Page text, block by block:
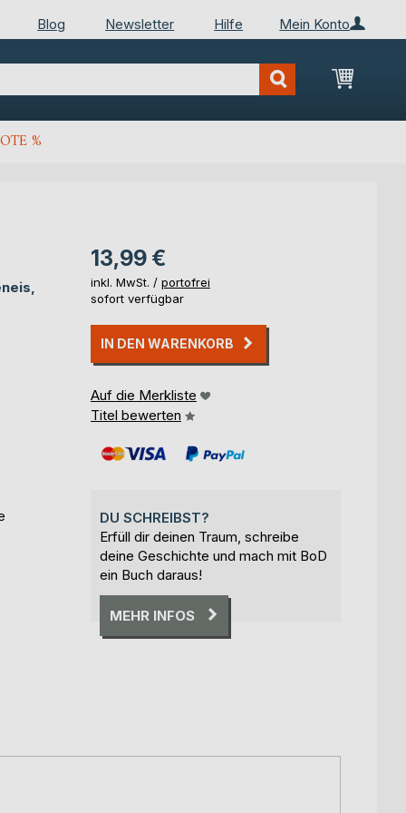
Mein Konto
Blog Newsletter Hilfe
Mein
%
13,99 €
inkl. MwSt. / portofrei
sofort verfügbar
IN DEN WARENKORB
Auf die Merkliste
Titel bewerten
DU SCHREIBST?
Erfüll dir deinen Traum, schreibe
deine Geschichte und mach mit BoD
ein Buch daraus!
MEHR INFOS